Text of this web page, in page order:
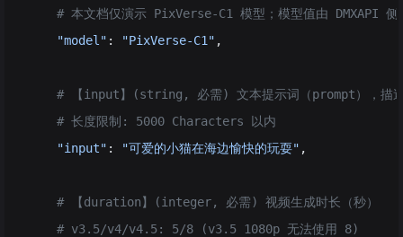
# 本文档仅演示 PixVerse-C1 模型；模型值由 DMXAPI 侧
    "model"
: "PixVerse-C1" ,
# 【input】(string, 必需) 文本提示词（prompt），描
    # 长度限制: 5000 Characters 以内
    "input"
: "可爱的小猫在海边愉快的玩耍" ,
    # 【duration】(integer, 必需) 视频生成时长（秒）
    # v3.5/v4/v4.5: 5/8 (v3.5 1080p 无法使用 8)